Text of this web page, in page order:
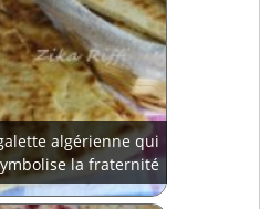
algérienne qui
la fraternité